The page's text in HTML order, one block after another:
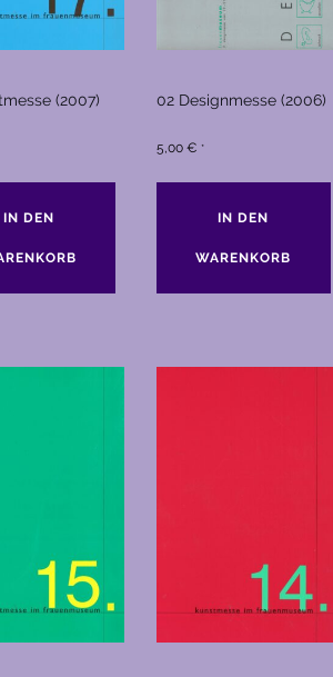
(2007)
IN DEN
02 Designmesse (2006)
5,00 € *
IN DEN
WARENKORB